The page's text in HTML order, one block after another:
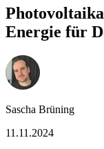
Energie für
Sascha Brüning
11.11.2024